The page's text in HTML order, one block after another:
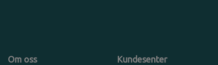
Om oss Kundesenter